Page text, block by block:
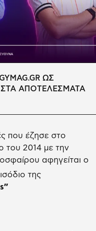
ΩΣ
ΑΠΟΤΕΛΕΣΜΑΤΑ
που έζησε στο
του 2014 με την
αφηγείται ο
της
”